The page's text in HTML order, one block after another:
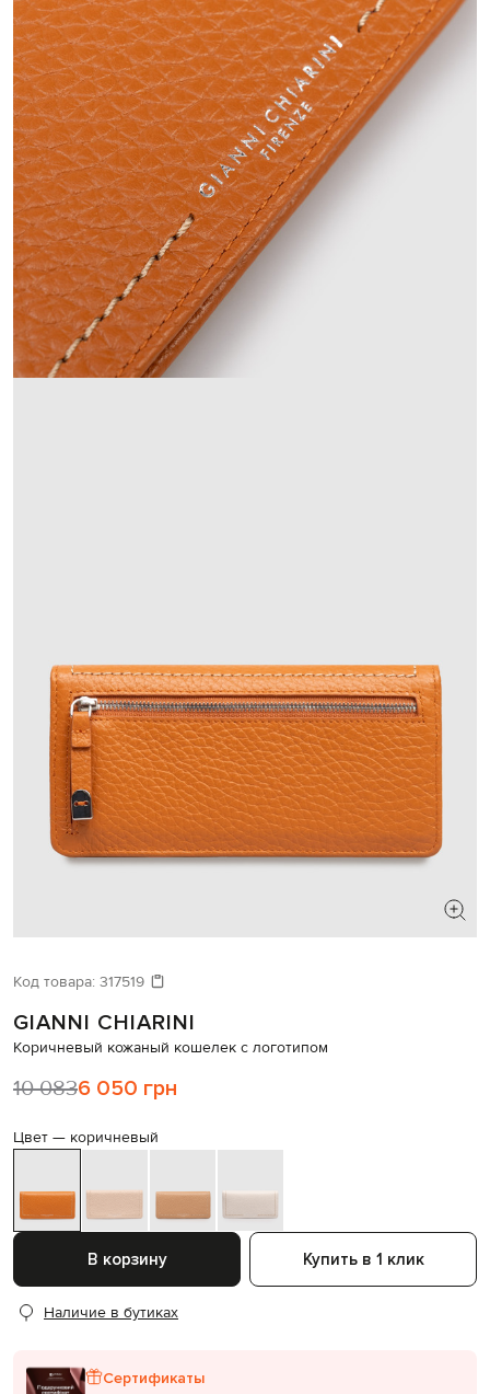
Давайте подберем что-то еще
Похожие товары
Код товара: 317519
GIANNI CHIARINI
Коричневый кожаный кошелек с логотипом
10 0836 050 грн
Цвет — коричневый
В корзину Купить в 1 клик
Наличие в бутиках
Сертификаты